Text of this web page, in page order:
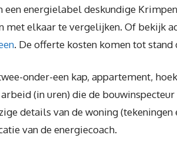
energielabel deskundige
met elkaar te vergelijken. Of bekijk
. De offerte kosten komen tot
onder-een kap, appartement,
(in uren) die de
details van de woning (tekeningen
van de energiecoach.